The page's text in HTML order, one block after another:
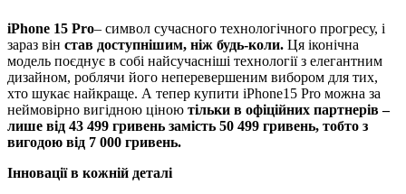
iPhone 15 Pro– символ сучасного технологічного прогресу, і
зараз він став доступнішим, ніж будь-коли. Ця іконічна
модель поєднує в собі найсучасніші технології з елегантним
дизайном, роблячи його неперевершеним вибором для тих,
хто шукає найкраще. А тепер купити iPhone15 Pro можна за
неймовірно вигідною ціною тільки в офіційних партнерів –
лише від 43 499 гривень замість 50 499 гривень, тобто з
вигодою від 7 000 гривень.
Інновації в кожній деталі